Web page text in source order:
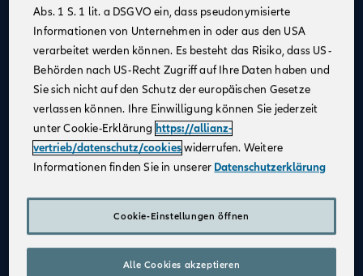
Allianz als starker Partnerundstarke Marke
Kein großer Kostenblock , da keine Agentur
notwendig
Fester Kundenstamm
Digitale Verkaufsinstrumente
KostenfreieUnterstützung durch
Fachspezialist:innen
Aufbau einerAltersvorsorge
QualifizierteWeiterbildung
Abs. 1 S. 1 lit. a DSGVO ein, dass pseudonymisierte
Informationen von Unternehmen in oder aus den USA
verarbeitet werden können. Es besteht das Risiko, dass US-
Behörden nach US-Recht Zugriff auf Ihre Daten haben und
Sie sich nicht auf den Schutz der europäischen Gesetze
verlassen können. Ihre Einwilligung können Sie jederzeit
unter Cookie-Erklärung https://allianz-
vertrieb/datenschutz/cookieswiderrufen. Weitere
Informationen finden Sie in unserer Datenschutzerklärung
Cookie-Einstellungen öffnen
Alle Cookies akzeptieren